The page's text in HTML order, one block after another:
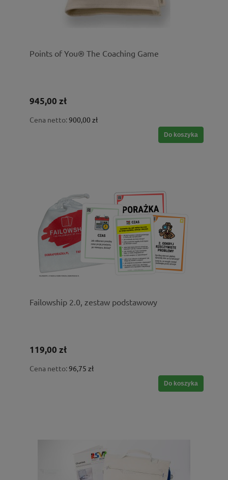
Points of You® The Coaching Game
945,00 zł
Cena netto:900,00 zł
Do koszyka
Failowship 2.0, zestaw podstawowy
119,00 zł
Cena netto:96,75 zł
Do koszyka